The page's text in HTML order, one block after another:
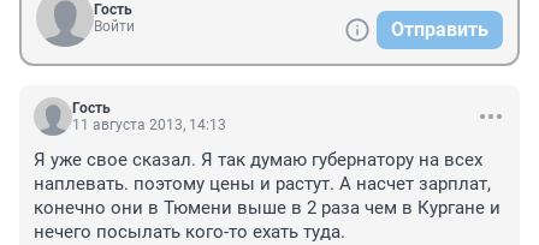
Гость
Войти
Отправить
Гость
11 августа 2013, 14:13
Я уже свое сказал. Я так думаю губернатору на всех
наплевать. поэтому цены и растут. А насчет зарплат,
конечно они в Тюмени выше в 2 раза чем в Кургане и
нечего посылать кого-то ехать туда.